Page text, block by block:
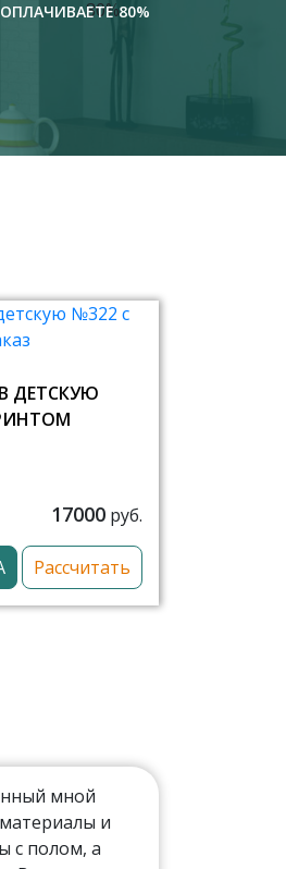
ОПЛАЧИВАЕТЕ 80%
ДЕТСКУЮ
17000 руб.
Рассчитать
мной
и
с полом, а